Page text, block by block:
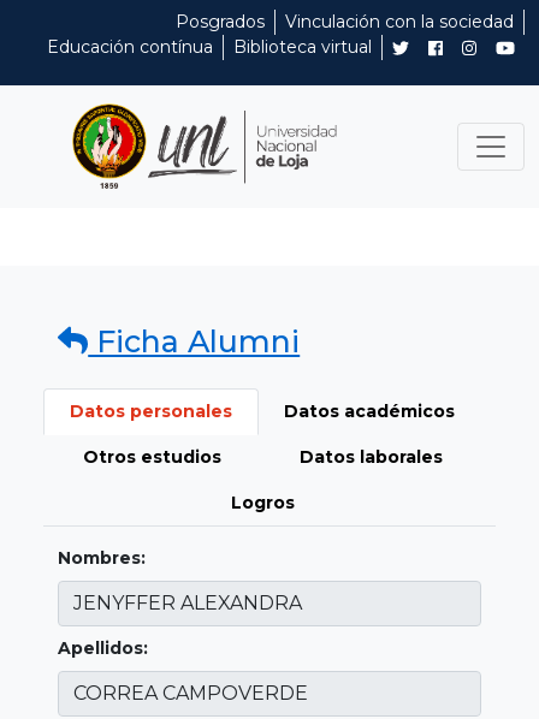
Posgrados
Vinculación con la sociedad
Educación contínua
Biblioteca virtual
Ficha Alumni
Datos personales Datos académicos
Otros estudios Datos laborales
Logros
Nombres:
Apellidos: